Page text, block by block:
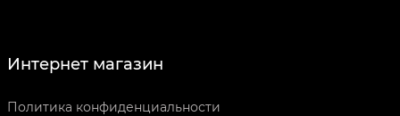
Интернет магазин
Политика конфиденциальности